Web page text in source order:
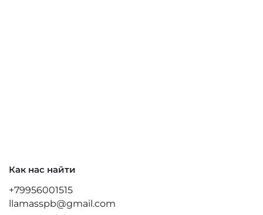
Как нас найти
+79956001515
llamasspb@gmail.com